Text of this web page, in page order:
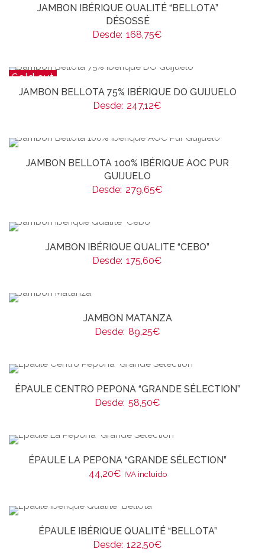
JAMBON IBÉRIQUE QUALITÉ “BELLOTA”
DÉSOSSÉ
Desde: 168,75€
Sold out
JAMBON BELLOTA 75% IBÉRIQUE DO GUIJUELO
Desde: 247,12€
JAMBON BELLOTA 100% IBÉRIQUE AOC PUR
GUIJUELO
Desde: 279,65€
JAMBON IBÉRIQUE QUALITE “CEBO”
Desde: 175,60€
JAMBON MATANZA
Desde: 89,25€
ÉPAULE CENTRO PEPONA “GRANDE SÉLECTION”
Desde: 58,50€
ÉPAULE LA PEPONA “GRANDE SÉLECTION”
44,20€ IVA incluido
ÉPAULE IBÉRIQUE QUALITÉ “BELLOTA”
Desde: 122,50€